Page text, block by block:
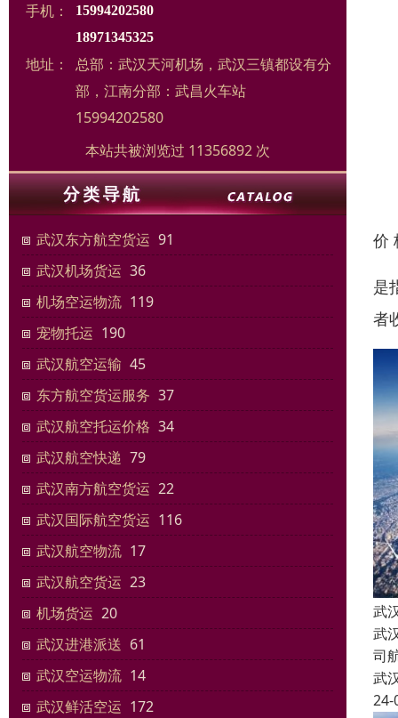
手机：
15994202580
18971345325
地址：
总部：武汉天河机场，武汉三镇都设有分
部，江南分部：武昌火车站
15994202580
本站共被浏览过 11356892 次
武汉东方航空货运 91
武汉机场货运 36
机场空运物流 119
宠物托运 190
武汉航空运输 45
东方航空货运服务 37
武汉航空托运价格 34
武汉航空快递 79
武汉南方航空货运 22
武汉国际航空货运 116
武汉航空物流 17
武汉航空货运 23
机场货运 20
武汉进港派送 61
武汉空运物流 14
武汉鲜活空运 172
价
是
者
武
武
司
武
24-